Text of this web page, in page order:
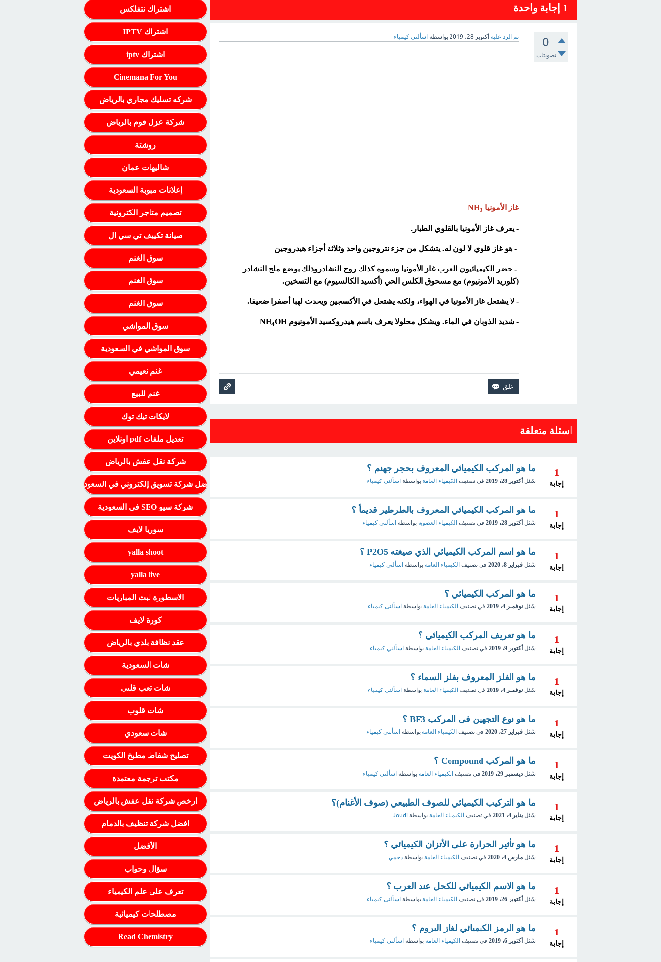
1 إجابة واحدة
0
تصويتات
تم الرد عليه أكتوبر 28، 2019 بواسطة اسألني كيمياء
غاز الأمونيا NH 3
- يعرف غاز الأمونيا بالقلوي الطيار.
- هو غاز قلوي لا لون له. يتشكل من جزء نتروجين واحد وثلاثة أجزاء هيدروجين
- حضر الكيميائيون العرب غاز الأمونيا وسموه كذلك روح النشادروذلك بوضع ملح النشادر
(كلوريد الأمونيوم) مع مسحوق الكلس الحي (أكسيد الكالسيوم) مع التسخين.
- لا يشتعل غاز الأمونيا في الهواء، ولكنه يشتعل في الأكسجين ويحدث لهبا أصفرا ضعيفا.
- شديد الذوبان في الماء. ويشكل محلولا يعرف باسم هيدروكسيد الأمونيوم NH 4OH
اسئلة متعلقة
1
إجابة
ما هو المركب الكيميائي المعروف بحجر جهنم ؟
سُئل أكتوبر 28، 2019 في تصنيف الكيمياء العامة بواسطة اسألنى كيمياء
1
إجابة
ما هو المركب الكيميائي المعروف بالطرطير قديماً ؟
سُئل أكتوبر 28، 2019 في تصنيف الكيمياء العضوية بواسطة اسألنى كيمياء
1
إجابة
ما هو اسم المركب الكيميائي الذي صيغته P2O5 ؟
سُئل فبراير 8، 2020 في تصنيف الكيمياء العامة بواسطة اسألنى كيمياء
1
إجابة
ما هو المركب الكيميائي ؟
سُئل نوفمبر 4، 2019 في تصنيف الكيمياء العامة بواسطة اسألنى كيمياء
1
إجابة
ما هو تعريف المركب الكيميائي ؟
سُئل أكتوبر 9، 2019 في تصنيف الكيمياء العامة بواسطة اسألني كيمياء
1
إجابة
ما هو الفلز المعروف بفلز السماء ؟
سُئل نوفمبر 4، 2019 في تصنيف الكيمياء العامة بواسطة اسألني كيمياء
1
إجابة
ما هو نوع التجهين فى المركب BF3 ؟
سُئل فبراير 27، 2020 في تصنيف الكيمياء العامة بواسطة اسألني كيمياء
1
إجابة
ما هو المركب Compound ؟
سُئل ديسمبر 29، 2019 في تصنيف الكيمياء العامة بواسطة اسألني كيمياء
1
إجابة
ما هو التركيب الكيميائي للصوف الطبيعي (صوف الأغنام)؟
سُئل يناير 4، 2021 في تصنيف الكيمياء العامة بواسطة Joudi
1
إجابة
ما هو تأثير الحرارة على الأتزان الكيميائي ؟
سُئل مارس 4، 2020 في تصنيف الكيمياء العامة بواسطة دحمي
1
إجابة
ما هو الاسم الكيميائي للكحل عند العرب ؟
سُئل أكتوبر 26، 2019 في تصنيف الكيمياء العامة بواسطة اسألني كيمياء
1
إجابة
ما هو الرمز الكيميائي لغاز البروم ؟
سُئل أكتوبر 6، 2019 في تصنيف الكيمياء العامة بواسطة اسألني كيمياء
اشتراك نتفلكس
اشتراك IPTV
اشتراك iptv
Cinemana For You
شركه تسليك مجاري بالرياض
شركة عزل فوم بالرياض
روشتة
شاليهات عمان
إعلانات مبوبة السعودية
تصميم متاجر الكترونية
صيانة تكييف تي سي ال
سوق الغنم
سوق الغنم
سوق الغنم
سوق المواشي
سوق المواشي في السعودية
غنم نعيمي
غنم للبيع
لايكات تيك توك
تعديل ملفات pdf اونلاين
شركة نقل عفش بالرياض
أفضل شركة تسويق إلكتروني في السعودية
شركة سيو SEO في السعودية
سوريا لايف
yalla shoot
yalla live
الاسطورة لبث المباريات
كورة لايف
عقد نظافة بلدي بالرياض
شات السعودية
شات تعب قلبي
شات قلوب
شات سعودي
تصليح شفاط مطبخ الكويت
مكتب ترجمة معتمدة
ارخص شركة نقل عفش بالرياض
افضل شركة تنظيف بالدمام
الأفضل
سؤال وجواب
تعرف على علم الكيمياء
مصطلحات كيميائية
Read Chemistry